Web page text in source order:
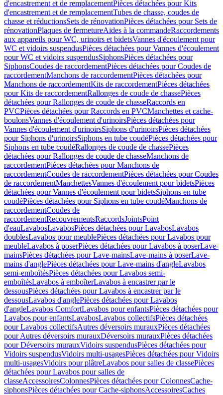
d'encastrement et de remplacementPièces détachées pour Kits
d'encastrement et de remplacementTubes de chasse, coudes de
chasse et réductionsSets de rénovationPièces détachées pour Sets de
rénovationPlaques de fermetureAides à la commandeRaccordements
aux appareils pour WC, urinoirs et bidetsVannes d'écoulement pour
WC et vidoirs suspendusPièces détachées pour Vannes d'écoulement
pour WC et vidoirs suspendusSiphonsPièces détachées pour
SiphonsCoudes de raccordementPièces détachées pour Coudes de
raccordementManchons de raccordementPièces détachées pour
Manchons de raccordementKits de raccordementPièces détachées
pour Kits de raccordementRallonges de coude de chassePièces
détachées pour Rallonges de coude de chasseRaccords en
PVCPièces détachées pour Raccords en PVCManchettes et cache-
boulonsVannes d'écoulement d'urinoirsPièces détachées pour
Vannes d'écoulement d'urinoirsSiphons d'urinoirsPièces détachées
pour Siphons d'urinoirsSiphons en tube coudéPièces détachées pour
Siphons en tube coudéRallonges de coude de chassePièces
détachées pour Rallonges de coude de chasseManchons de
raccordementPièces détachées pour Manchons de
raccordementCoudes de raccordementPièces détachées pour Coudes
de raccordementManchettesVannes d'écoulement pour bidetsPièces
détachées pour Vannes d'écoulement pour bidetsSiphons en tube
coudéPièces détachées pour Siphons en tube coudéManchons de
raccordementCoudes de
raccordementRecouvrementsRaccordsJointsPoint
d'eauLavabosLavabosPièces détachées pour LavabosLavabos
doublesLavabos pour meublePièces détachées pour Lavabos pour
meubleLavabos à poserPièces détachées pour Lavabos à poserLave-
mainsPièces détachées pour Lave-mainsLave-mains à poserLave-
mains d'anglePièces détachées pour Lave-mains d'angleLavabos
semi-emboîtésPièces détachées pour Lavabos semi-
emboîtésLavabos à emboîterLavabos à encastrer par le
dessousPièces détachées pour Lavabos à encastrer par le
dessousLavabos d'anglePièces détachées pour Lavabos
d'angleLavabos ComfortLavabos pour enfantsPièces détachées pour
Lavabos pour enfantsLavabosLavabos collectifsPièces détachées
pour Lavabos collectifsAutres déversoirs murauxPièces détachées
pour Autres déversoirs murauxDéversoirs murauxPièces détachées
pour Déversoirs murauxVidoirs suspendusPièces détachées pour
Vidoirs suspendusVidoirs multi-usagesPièces détachées pour Vidoirs
multi-usagesVidoirs pour plâtreLavabos pour salles de classePièces
détachées pour Lavabos pour salles de
classeAccessoiresColonnesPièces détachées pour ColonnesCache-
siphonsPièces détachées pour Cache-siphonsAccessoiresCaches